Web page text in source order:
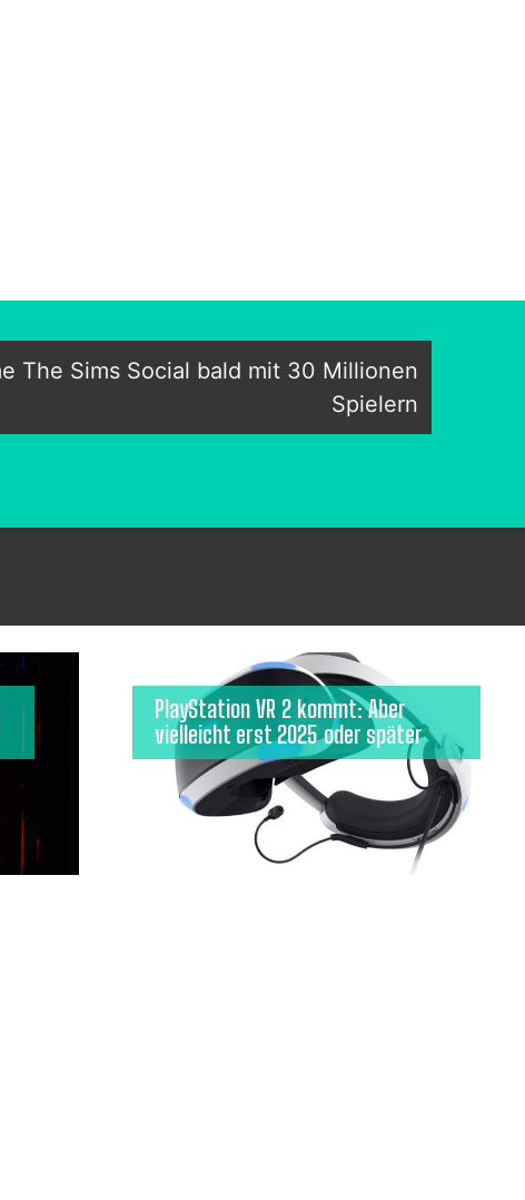
The Sims Social bald mit 30 Millionen
Spielern
PlayStation VR 2 kommt: Aber
vielleicht erst 2025 oder später